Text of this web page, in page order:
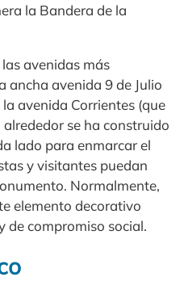
la Bandera de la
avenidas más
ancha avenida 9 de Julio
avenida Corrientes (que
se ha construido
lado para enmarcar el
y visitantes puedan
Normalmente,
elemento decorativo
de compromiso social.